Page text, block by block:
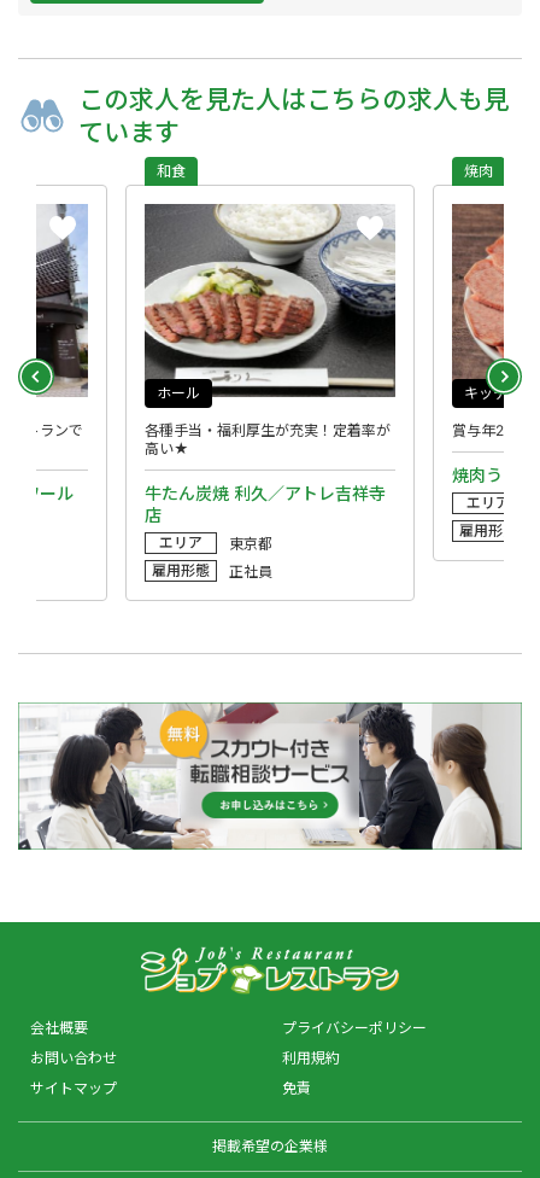
この求人を 見た人はこちらの求人も 見
ています
ズワール
ストランで
牛たん炭焼 利久／アトレ吉祥寺
店
各種手当・福利厚生が充実！定着率が
高い★
和食
ホール
エリア
東京都
雇用形態
正社員
焼肉うし
賞与年2回☆
焼肉
キッチン
エリア
雇用形態
会社概要
お問い合わせ
サイトマップ
プライバシーポリシー
利用規約
免責
掲載希望の企業様